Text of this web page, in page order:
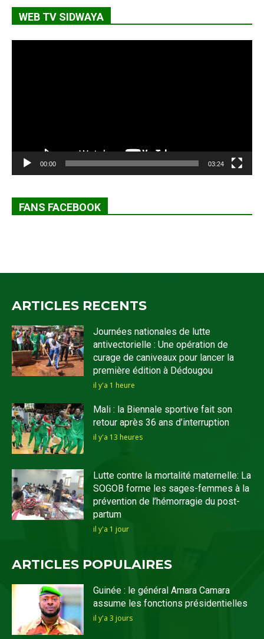
WEB TV SIDWAYA
00:00 03:24
FANS FACEBOOK
ARTICLES RECENTS
Journées nationales de lutte
antivectorielle : Une opération de
curage de caniveaux pour lancer la
première édition à Dédougou
il y'a 1 heure
Mali : la Biennale sportive fait son
retour après 36 ans d’interruption
il y'a 13 heures
Lutte contre la mortalité maternelle: La
SOGOB forme les sages-femmes à la
prévention de l’hémorragie du post-
partum
il y'a 1 jour
ARTICLES POPULAIRES
Guinée : le général Amara Camara
assume les fonctions présidentielles
il y'a 3 jours